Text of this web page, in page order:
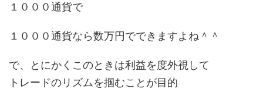
１０００通貨で
１０００通貨なら数万円でできますよね＾＾
で、とにかくこのときは利益を度外視して
トレードのリズムを掴むことが目的